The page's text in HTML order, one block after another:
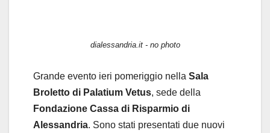
dialessandria.it - no photo
Grande evento ieri pomeriggio nella Sala
Broletto di Palatium Vetus, sede della
Fondazione Cassa di Risparmio di
Alessandria. Sono stati presentati due nuovi